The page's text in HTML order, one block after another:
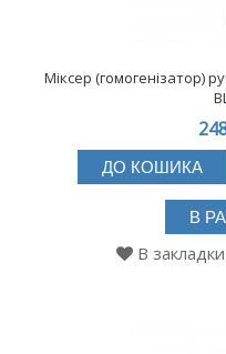
Міксер (гомогенізатор)
ДО КОШИКА
В
В закладки